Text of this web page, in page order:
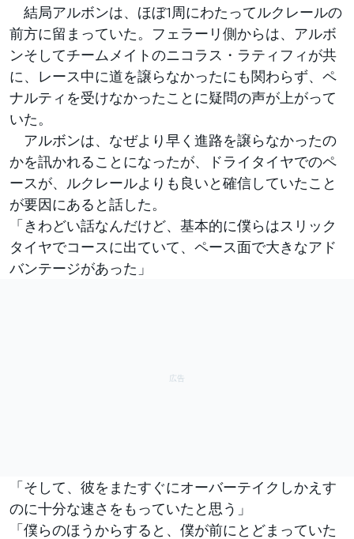
結局アルボンは、ほぼ1周にわたってルクレールの
前方に留まっていた。フェラーリ側からは、アルボ
ンそしてチームメイトのニコラス・ラティフィが共
に、レース中に道を譲らなかったにも関わらず、ペ
ナルティを受けなかったことに疑問の声が上がって
いた。
アルボンは、なぜより早く進路を譲らなかったの
かを訊かれることになったが、ドライタイヤでのペ
ースが、ルクレールよりも良いと確信していたこと
が要因にあると話した。
「きわどい話なんだけど、基本的に僕らはスリック
タイヤでコースに出ていて、ペース面で大きなアド
バンテージがあった」
「そして、彼をまたすぐにオーバーテイクしかえす
のに十分な速さをもっていたと思う」
「僕らのほうからすると、僕が前にとどまっていた